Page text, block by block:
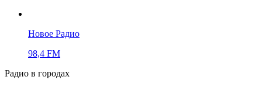
Новое Радио
98,4 FM
Радио в городах